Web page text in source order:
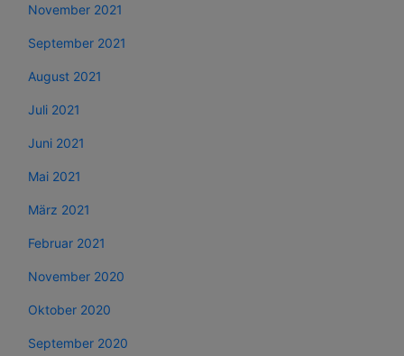
November 2021
September 2021
August 2021
Juli 2021
Juni 2021
Mai 2021
März 2021
Februar 2021
November 2020
Oktober 2020
September 2020